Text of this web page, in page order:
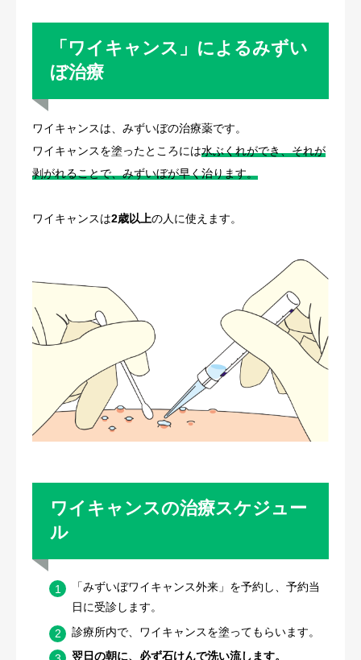
「ワイキャンス」によるみずい
ぼ治療
ワイキャンスは、みずいぼの治療薬です。
ワイキャンスを塗ったところには水ぶくれができ、それが
剥がれることで、みずいぼが早く治ります。
ワイキャンスは2歳以上の人に使えます。
ワイキャンスの治療スケジュー
ル
「みずいぼワイキャンス外来」を予約し、予約当
日に受診します。
診療所内で、ワイキャンスを塗ってもらいます。
翌日の朝に、必ず石けんで洗い流します。